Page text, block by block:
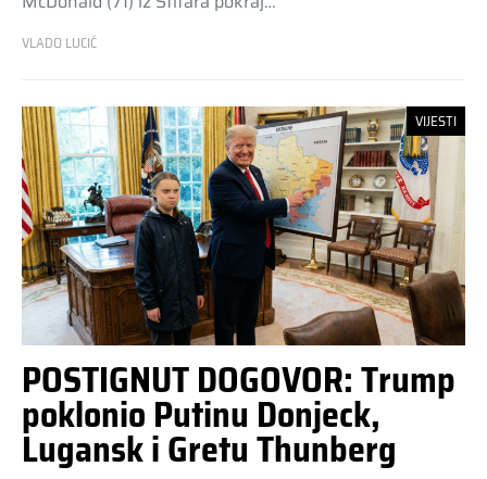
VLADO LUCIĆ
VIJESTI
POSTIGNUT DOGOVOR: Trump
poklonio Putinu Donjeck,
Lugansk i Gretu Thunberg